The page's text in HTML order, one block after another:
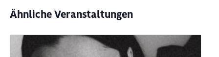
Ähnliche Veranstaltungen